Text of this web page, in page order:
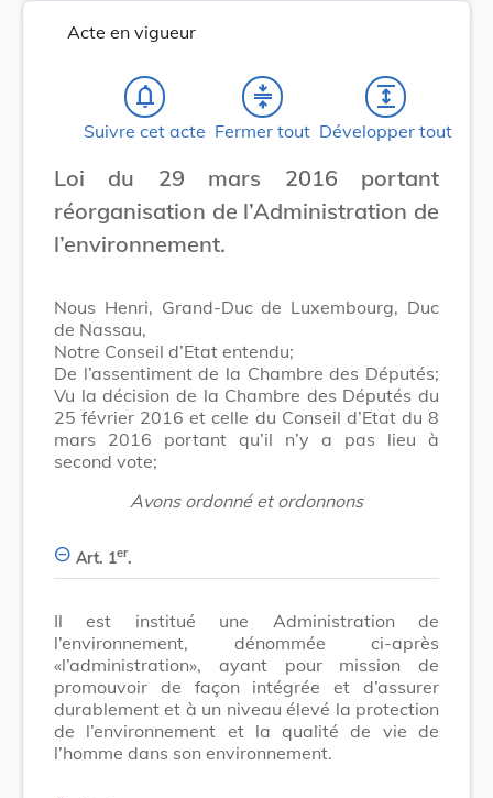
Acte en vigueur
notifications_none
Suivre cet acte
compress
Fermer tout
expand
Développer tout
Loi du 29 mars 2016 portant
réorganisation de l’Administration de
l’environnement.
Nous Henri, Grand-Duc de Luxembourg, Duc
de Nassau,
Notre Conseil d’Etat entendu;
De l’assentiment de la Chambre des Députés;
Vu la décision de la Chambre des Députés du
25 février 2016 et celle du Conseil d’Etat du 8
mars 2016 portant qu’il n’y a pas lieu à
second vote;
Avons ordonné et ordonnons
Art. 1er.
Il est institué une Administration de
l’environnement, dénommée ci-après
«l’administration», ayant pour mission de
promouvoir de façon intégrée et d’assurer
durablement et à un niveau élevé la protection
de l’environnement et la qualité de vie de
l’homme dans son environnement.